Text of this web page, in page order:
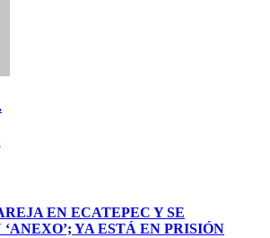
EN ECATEPEC Y SE
YA ESTÁ EN PRISIÓN